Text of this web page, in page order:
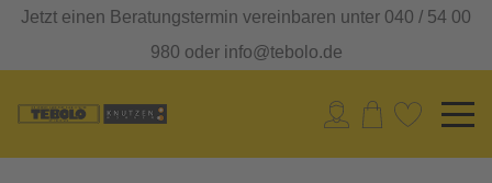
Jetzt einen Beratungstermin vereinbaren unter 040 / 54 00
980 oder info@tebolo.de